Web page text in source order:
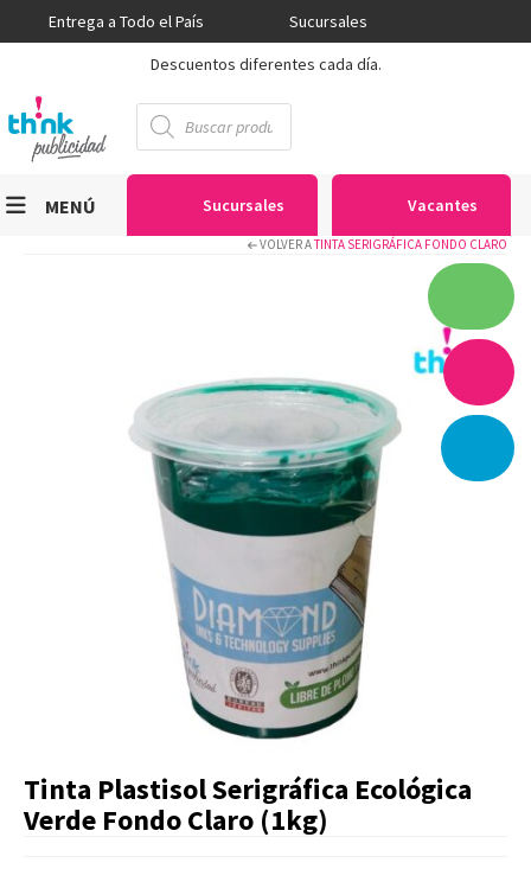
Entrega a Todo el País
Sucursales
Descuentos diferentes cada día.
Búsqueda
de
productos
Sucursales Vacantes
MENÚ
Gran Formato
Equipos
Catálogos
Facturación
Listas de Precios
VOLVER ATINTA SERIGRÁFICA FONDO CLARO
Tinta Plastisol Serigráfica Ecológica
Verde Fondo Claro (1kg)